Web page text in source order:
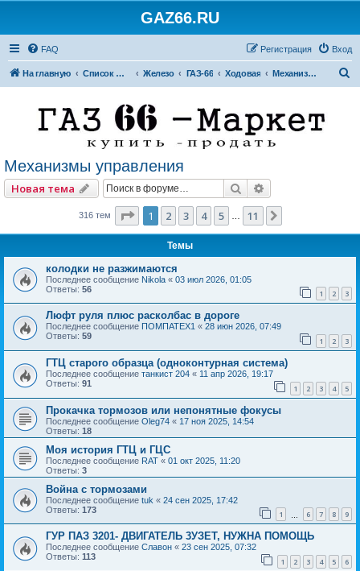
GAZ66.RU
FAQ Вход
Регистрация
На главную Список форумов Железо ГАЗ-66 Ходовая Механизмы управления
Механизмы управления
Новая тема Поиск
316 тем Страница из 11
1 2 3 4 5 11
Темы
колодки не разжимаются
Последнее сообщение Nikola « 03 июл 2026, 01:05
Ответы: 56 1 2 3
Люфт руля плюс расколбас в дороге
Последнее сообщение ПОМПАТЕХ1 « 28 июн 2026, 07:49
Ответы: 59 1 2 3
ГТЦ старого образца (одноконтурная система)
Последнее сообщение танкист 204 « 11 апр 2026, 19:17
Ответы: 91 1 2 3 4 5
Прокачка тормозов или непонятные фокусы
Последнее сообщение Oleg74 « 17 ноя 2025, 14:54
Ответы: 18
Моя история ГТЦ и ГЦС
Последнее сообщение RAT « 01 окт 2025, 11:20
Ответы: 3
Война с тормозами
Последнее сообщение tuk « 24 сен 2025, 17:42
Ответы: 173 1 6 7 8 9
ГУР ПАЗ 3201- ДВИГАТЕЛЬ 3УЗЕТ, НУЖНА ПОМОЩЬ
Последнее сообщение Славон « 23 сен 2025, 07:32
Ответы: 113 1 2 3 4 5 6